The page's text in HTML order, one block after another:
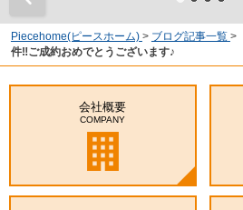
Piecehome(ピースホーム) > ブログ記事一覧 >
件‼ご成約おめでとうございます♪
会社概要
COMPANY